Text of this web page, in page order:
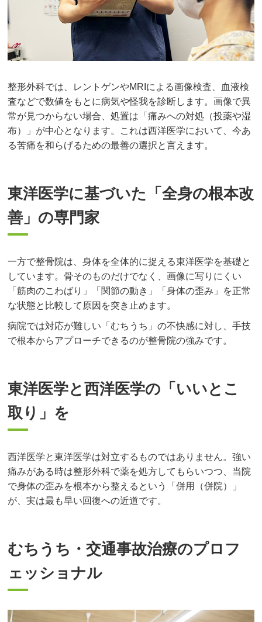
整形外科では、レントゲンやMRIによる画像検査、血液検
査などで数値をもとに病気や怪我を診断します。画像で異
常が見つからない場合、処置は「痛みへの対処（投薬や湿
布）」が中心となります。これは西洋医学において、今あ
る苦痛を和らげるための最善の選択と言えます。
東洋医学に基づいた「全身の根本改
善」の専門家
一方で整骨院は、身体を全体的に捉える東洋医学を基礎と
しています。骨そのものだけでなく、画像に写りにくい
「筋肉のこわばり」「関節の動き」「身体の歪み」を正常
な状態と比較して原因を突き止めます。
病院では対応が難しい「むちうち」の不快感に対し、手技
で根本からアプローチできるのが整骨院の強みです。
東洋医学と西洋医学の「いいとこ
取り」を
西洋医学と東洋医学は対立するものではありません。強い
痛みがある時は整形外科で薬を処方してもらいつつ、当院
で身体の歪みを根本から整えるという「併用（併院）」
が、実は最も早い回復への近道です。
むちうち・交通事故治療のプロフ
ェッショナル